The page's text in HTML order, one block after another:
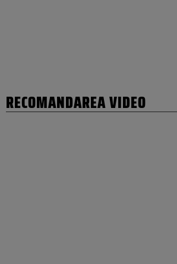
RECOMANDAREA VIDEO